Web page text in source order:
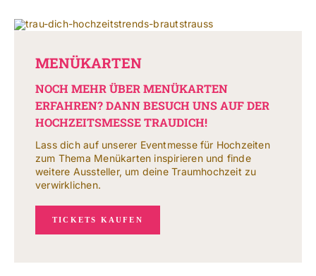
MENÜKARTEN
NOCH MEHR ÜBER MENÜKARTEN
ERFAHREN? DANN BESUCH UNS AUF DER
HOCHZEITSMESSE TRAUDICH!
Lass dich auf unserer Eventmesse für Hochzeiten
zum Thema Menükarten inspirieren und finde
weitere Aussteller, um deine Traumhochzeit zu
verwirklichen.
TICKETS KAUFEN